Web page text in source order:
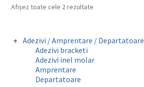
Adezivi / Amprentare / Departatoare
Adezivi bracketi
Adezivi inel molar
Amprentare
Departatoare
Afișez toate cele 2 rezultate